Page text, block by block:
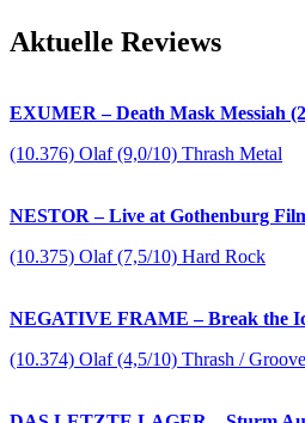
Aktuelle Reviews
EXUMER – Death Mask Messiah
(10.376) Olaf (9,0/10) Thrash Metal
NESTOR – Live at Gothenburg
(10.375) Olaf (7,5/10) Hard Rock
NEGATIVE FRAME – Break the
(10.374) Olaf (4,5/10) Thrash /